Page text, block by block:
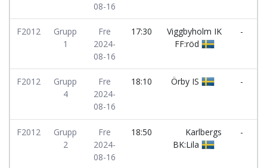
08-16
F2012
Grupp
1
Fre
2024-
08-16
17:30
Viggbyholm IK
FF:röd
-
F2012
Grupp
4
Fre
2024-
08-16
18:10 Örby IS
-
F2012
Grupp
2
Fre
2024-
08-16
18:50
Karlbergs
BK:Lila
-